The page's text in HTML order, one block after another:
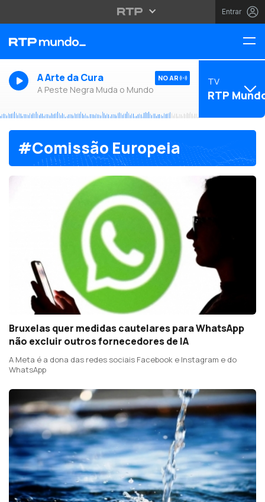
Entrar
A Arte da Cura
A Peste Negra Muda o Mundo
NO AR TV
RTP
#Comissão Europeia
Bruxelas quer medidas cautelares para WhatsApp
não excluir outros fornecedores de IA
A Meta é a dona das redes sociais Facebook e Instagram e do
WhatsApp